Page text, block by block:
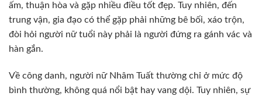
ấm, thuận hòa và gặp nhiều điều tốt đẹp. Tuy nhiên, đến
trung vận, gia đạo có thể gặp phải những bê bối, xáo trộn,
đòi hỏi người nữ tuổi này phải là người đứng ra gánh vác và
hàn gắn.
Về công danh, người nữ Nhâm Tuất thường chỉ ở mức độ
bình thường, không quá nổi bật hay vang dội. Tuy nhiên, sự